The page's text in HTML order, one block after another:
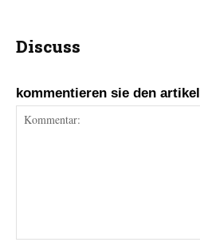
Discuss
kommentieren sie den artikel